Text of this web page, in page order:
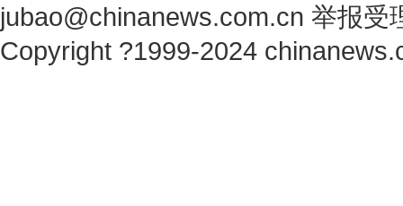
jubao@chinanews.com.cn 举报受
Copyright ?1999-2024